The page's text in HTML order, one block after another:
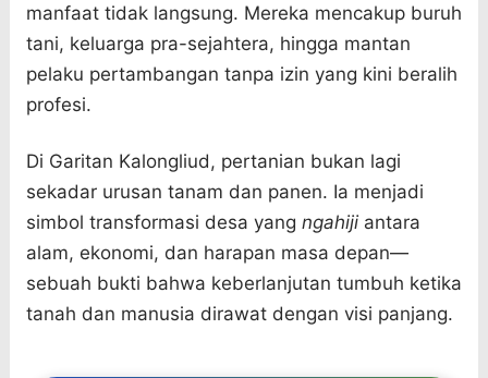
manfaat tidak langsung. Mereka mencakup buruh
tani, keluarga pra-sejahtera, hingga mantan
pelaku pertambangan tanpa izin yang kini beralih
profesi.
Di Garitan Kalongliud, pertanian bukan lagi
sekadar urusan tanam dan panen. Ia menjadi
simbol transformasi desa yang ngahijiantara
alam, ekonomi, dan harapan masa depan—
sebuah bukti bahwa keberlanjutan tumbuh ketika
tanah dan manusia dirawat dengan visi panjang.